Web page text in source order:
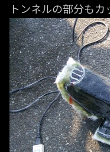
トンネルの部分もカ